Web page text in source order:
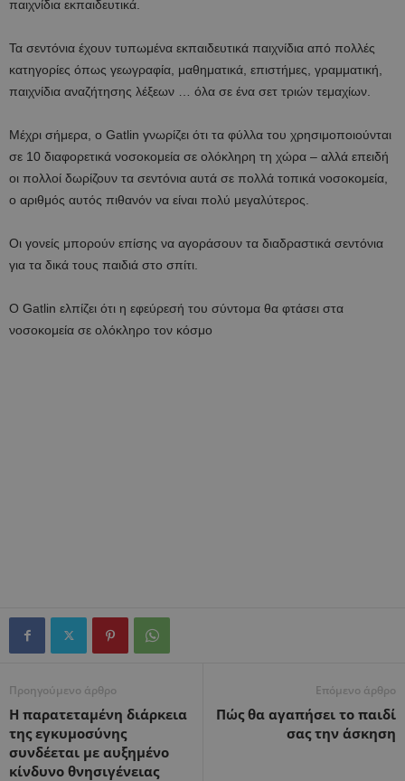
παιχνίδια εκπαιδευτικά.
Τα σεντόνια έχουν τυπωμένα εκπαιδευτικά παιχνίδια από πολλές
κατηγορίες όπως γεωγραφία, μαθηματικά, επιστήμες, γραμματική,
παιχνίδια αναζήτησης λέξεων … όλα σε ένα σετ τριών τεμαχίων.
Μέχρι σήμερα, ο Gatlin γνωρίζει ότι τα φύλλα του χρησιμοποιούνται
σε 10 διαφορετικά νοσοκομεία σε ολόκληρη τη χώρα – αλλά επειδή
οι πολλοί δωρίζουν τα σεντόνια αυτά σε πολλά τοπικά νοσοκομεία,
ο αριθμός αυτός πιθανόν να είναι πολύ μεγαλύτερος.
Οι γονείς μπορούν επίσης να αγοράσουν τα διαδραστικά σεντόνια
για τα δικά τους παιδιά στο σπίτι.
Ο Gatlin ελπίζει ότι η εφεύρεσή του σύντομα θα φτάσει στα
νοσοκομεία σε ολόκληρο τον κόσμο
Προηγούμενο άρθρο
Η παρατεταμένη διάρκεια
της εγκυμοσύνης
συνδέεται με αυξημένο
κίνδυνο θνησιγένειας
Επόμενο άρθρο
Πώς θα αγαπήσει το παιδί
σας την άσκηση